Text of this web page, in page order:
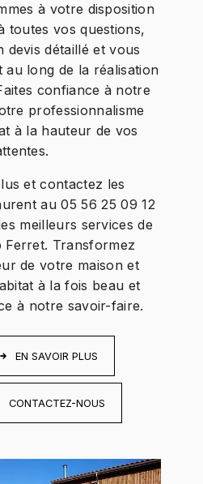
à votre disposition
toutes vos questions,
détaillé et vous
long de la réalisation
confiance à notre
professionnalisme
à la hauteur de vos
et contactez les
au 05 56 25 09 12
meilleurs services de
Ferret. Transformez
de votre maison et
à la fois beau et
à notre savoir-faire.
EN SAVOIR PLUS
CONTACTEZ-NOUS